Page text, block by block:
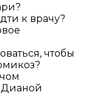
к врачу?
чтобы
Дианой